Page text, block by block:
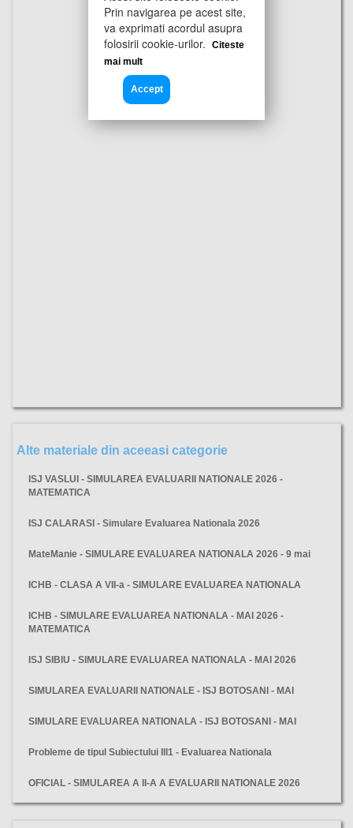
Alte materiale din aceeasi categorie
ISJ VASLUI - SIMULAREA EVALUARII NATIONALE 2026 -
MATEMATICA
ISJ CALARASI - Simulare Evaluarea Nationala 2026
MateManie - SIMULARE EVALUAREA NATIONALA 2026 - 9 mai
ICHB - CLASA A VII-a - SIMULARE EVALUAREA NATIONALA
ICHB - SIMULARE EVALUAREA NATIONALA - MAI 2026 -
MATEMATICA
ISJ SIBIU - SIMULARE EVALUAREA NATIONALA - MAI 2026
SIMULAREA EVALUARII NATIONALE - ISJ BOTOSANI - MAI
SIMULARE EVALUAREA NATIONALA - ISJ BOTOSANI - MAI
Probleme de tipul Subiectului III1 - Evaluarea Nationala
OFICIAL - SIMULAREA A II-A A EVALUARII NATIONALE 2026
Prin navigarea pe acest site,
va exprimati acordul asupra
folosirii cookie-urilor.
Citeste
mai mult
Accept